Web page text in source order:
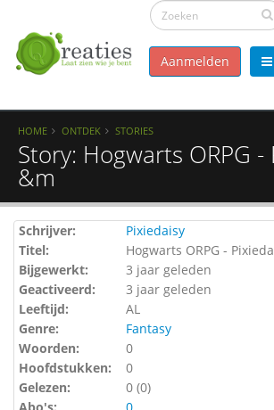
Aanmelden
HOME ONTDEK STORIES
Story: Hogwarts ORPG -
&m
Schrijver:
Pixiedaisy
Titel:
Hogwarts ORPG -
Bijgewerkt:
3 jaar geleden
Geactiveerd:
3 jaar geleden
Leeftijd:
AL
Genre:
Fantasy
Woorden:
0
Hoofdstukken:
0
Gelezen:
0 (0)